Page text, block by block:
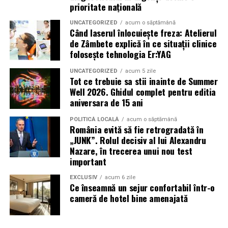
contribuind la participarea sportivilor români în cele
mai bune condiții.
Prin câștigarea titlului deCampioană Internațională, a
titlului deVicecampioană Internaționalăși prin
desemnarea lui
Floris StănculeadreptMVP al
International Padbol Cup Sardinia 2026, România
demonstrează că performanța nu este întâmplătoare.
Ea este rezultatul unei strategii, al unei munci susținute
și al unor oameni care au avut curajul să creadă că un
sport tânăr poate aduce României prestigiu
internațional.
www.frpadbol.ro
www.padbol.ro
Articol preluat dinpresadeazi.ro
prioritate națională
UNCATEGORIZED acum o săptămână
Când laserul înlocuiește freza: Atelierul
de Zâmbete explică în ce situații clinice
folosește tehnologia Er:YAG
UNCATEGORIZED acum 5 zile
Tot ce trebuie sa stii inainte de Summer
Well 2026. Ghidul complet pentru editia
aniversara de 15 ani
POLITICĂ LOCALĂ acum o săptămână
România evită să fie retrogradată în
„JUNK”. Rolul decisiv al lui Alexandru
Nazare, în trecerea unui nou test
important
EXCLUSIV acum 6 zile
Ce înseamnă un sejur confortabil într-o
cameră de hotel bine amenajată